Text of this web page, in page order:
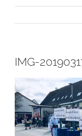
IMG-